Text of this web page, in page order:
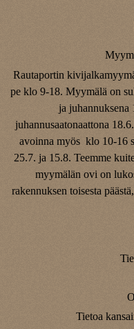
Rautaportin
pe klo 9-18. Myymälä on
ja juhannuksena
juhannusaatonaattona
avoinna myös klo 10-16
25.7. ja 15.8. Teemme
myymälän ovi on
rakennuksen toisesta
Tietoa